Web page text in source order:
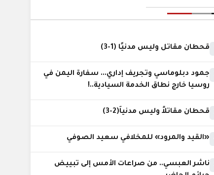
قحطان مقاتل وليس مدنيًا (1-3)
جمود دبلوماسي وتجريف إداري... سفارة اليمن في
روسيا خارج نطاق الخدمة السيادية..!
قحطان مقاتلاً وليس مدنياً(2-3)
«القيد والمرود» للمخلافي سعيد الصوفي
ناشر العبسي.. من صراعات الأمس إلى تبييض